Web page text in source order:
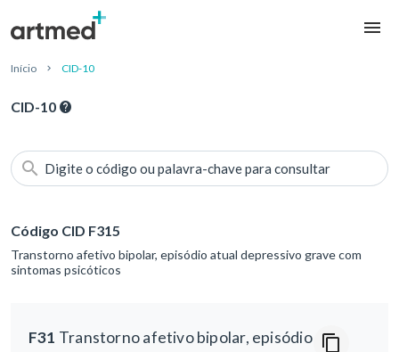
Início CID-10
CID-10
Digite o código ou palavra-chave para consultar
Código CID F315
Transtorno afetivo bipolar, episódio atual depressivo grave com
sintomas psicóticos
F31 Transtorno afetivo bipolar, episódio